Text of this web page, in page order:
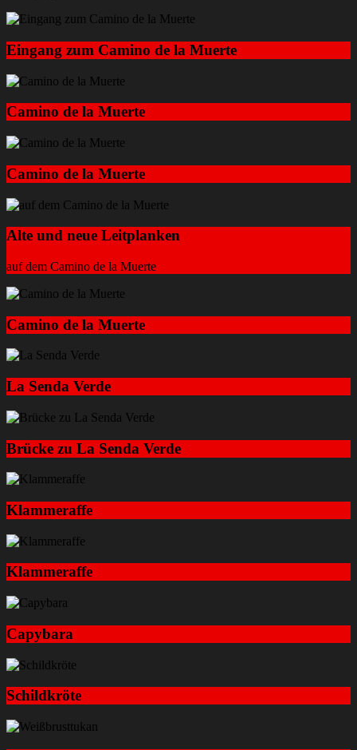
Eingang zum Camino de la Muerte
Camino de la Muerte
Camino de la Muerte
Alte und neue Leitplanken
auf dem Camino de la Muerte
Camino de la Muerte
La Senda Verde
Brücke zu La Senda Verde
Klammeraffe
Klammeraffe
Capybara
Schildkröte